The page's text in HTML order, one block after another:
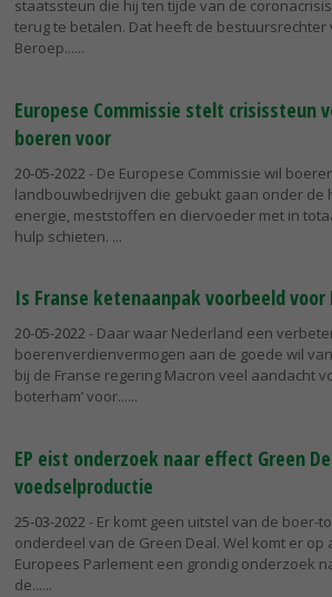
staatssteun die hij ten tijde van de
terug te betalen. Dat heeft de bestuursrechter
Beroep...
Europese Commissie stelt crisissteun
boeren voor
20-05-2022 - De Europese Commissie wil
landbouwbedrijven die gebukt gaan onder de
energie, meststoffen en diervoeder met in
hulp schieten.
Is Franse ketenaanpak voorbeeld voor
20-05-2022 - Daar waar Nederland een
boerenverdienvermogen aan de goede wil
bij de Franse regering Macron veel aandacht
boterham’ voor...
EP eist onderzoek naar effect Green
voedselproductie
25-03-2022 - Er komt geen uitstel van de boer-
onderdeel van de Green Deal. Wel komt er
Europees Parlement een grondig onderzoek
de...